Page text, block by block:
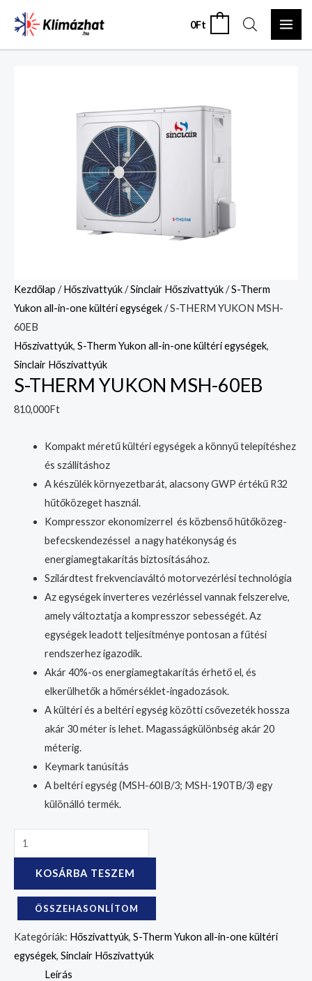
content
0Ft
Kezdőlap /Hőszivattyúk/Sinclair Hőszivattyúk/S-Therm
Yukon all-in-one kültéri egységek/ S-THERM YUKON MSH-
60EB
Hőszivattyúk, S-Therm Yukon all-in-one kültéri egységek,
Sinclair Hőszivattyúk
S-THERM YUKON MSH-60EB
810,000Ft
Kompakt méretű kültéri egységek a könnyű telepítéshez
és szállításhoz
A készülék környezetbarát, alacsony GWP értékű R32
hűtőközeget használ.
Kompresszor ekonomizerrel és közbenső hűtőközeg-
befecskendezéssel a nagy hatékonyság és
energiamegtakarítás biztosításához.
Szilárdtest frekvenciaváltó motorvezérlési technológia
Az egységek inverteres vezérléssel vannak felszerelve,
amely változtatja a kompresszor sebességét. Az
egységek leadott teljesítménye pontosan a fűtési
rendszerhez igazodik.
Akár 40%-os energiamegtakarítás érhető el, és
elkerülhetők a hőmérséklet-ingadozások.
A kültéri és a beltéri egység közötti csővezeték hossza
akár 30 méter is lehet. Magasságkülönbség akár 20
méterig.
Keymark tanúsítás
A beltéri egység (MSH-60IB/3; MSH-190TB/3) egy
különálló termék.
KOSÁRBA TESZEM
ÖSSZEHASONLÍTOM
Kategóriák: Hőszivattyúk, S-Therm Yukon all-in-one kültéri
egységek, Sinclair Hőszivattyúk
Leírás